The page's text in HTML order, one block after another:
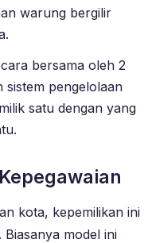
warung bergilir
bersama oleh 2
sistem pengelolaan
satu dengan yang
kota, kepemilikan ini
model ini